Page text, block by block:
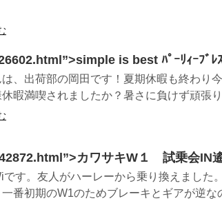
is best ﾊﾟｰﾘｨｰﾌﾞﾚ
は、出荷部の岡田です！夏期休暇も終わり
暇満喫されましたか？暑さに負けず頑張
カワサキW１ 試乗会IN
です。友人がハーレーから乗り換えました
一番初期のW1のためブレーキとギアが逆な